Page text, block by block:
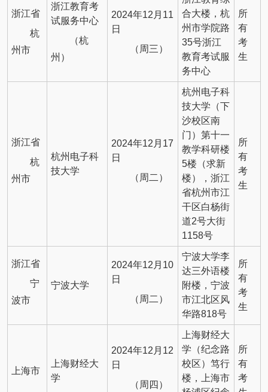
浙江省
杭
州市
浙江教育考
试服务中心
（杭
州）
2024年12月11
日
（周三）
合大楼，杭
州市学院路
35号浙江
教育考试服
务中心
所
有
考
生
浙江省
杭
州市
杭州电子科
技大学
2024年12月17
日
（周二）
杭州电子科
技大学（下
沙校区南
门）第十一
教学科研楼
5楼（求新
楼），浙江
省杭州市江
干区白杨街
道2号大街
1158号
所
有
考
生
浙江省
宁
波市
宁波大学
2024年12月10
日
（周二）
宁波大学李
达三外语楼
附楼，宁波
市江北区风
华路818号
所
有
考
生
上海市
上海财经大
学
2024年12月12
日
（周四）
上海财经大
学（纪念路
校区）笃行
楼，上海市
所
有
考